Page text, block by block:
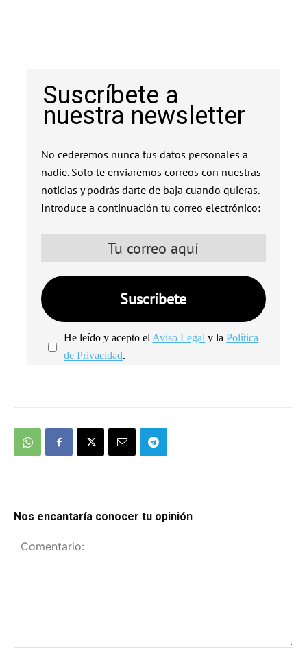
Suscríbete a
nuestra newsletter
No cederemos nunca tus datos personales a
nadie. Solo te enviaremos correos con nuestras
noticias y podrás darte de baja cuando quieras.
Introduce a continuación tu correo electrónico:
He leído y acepto el Aviso Legal y laPolítica
de Privacidad.
Nos encantaría conocer tu opinión